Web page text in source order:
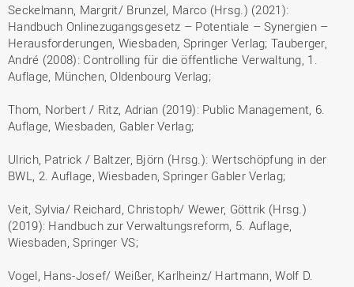
Seckelmann, Margrit/ Brunzel, Marco (Hrsg.) (2021):
Handbuch Onlinezugangsgesetz – Potentiale – Synergien –
Herausforderungen, Wiesbaden, Springer Verlag; Tauberger,
André (2008): Controlling für die öffentliche Verwaltung, 1.
Auflage, München, Oldenbourg Verlag;
Thom, Norbert / Ritz, Adrian (2019): Public Management, 6.
Auflage, Wiesbaden, Gabler Verlag;
Ulrich, Patrick / Baltzer, Björn (Hrsg.): Wertschöpfung in der
BWL, 2. Auflage, Wiesbaden, Springer Gabler Verlag;
Veit, Sylvia/ Reichard, Christoph/ Wewer, Göttrik (Hrsg.)
(2019): Handbuch zur Verwaltungsreform, 5. Auflage,
Wiesbaden, Springer VS;
Vogel, Hans-Josef/ Weißer, Karlheinz/ Hartmann, Wolf D.